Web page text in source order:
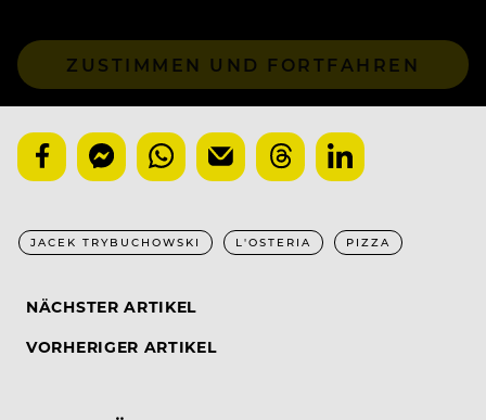
ZUSTIMMEN UND FORTFAHREN
JACEK TRYBUCHOWSKI L'OSTERIA PIZZA
NÄCHSTER ARTIKEL
VORHERIGER ARTIKEL